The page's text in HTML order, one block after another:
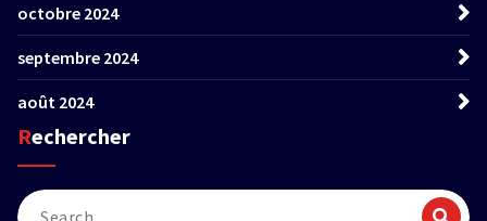
octobre 2024
septembre 2024
août 2024
Rechercher